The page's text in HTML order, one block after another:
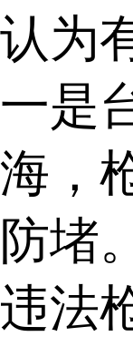
认为
一是
海，
防堵
违法